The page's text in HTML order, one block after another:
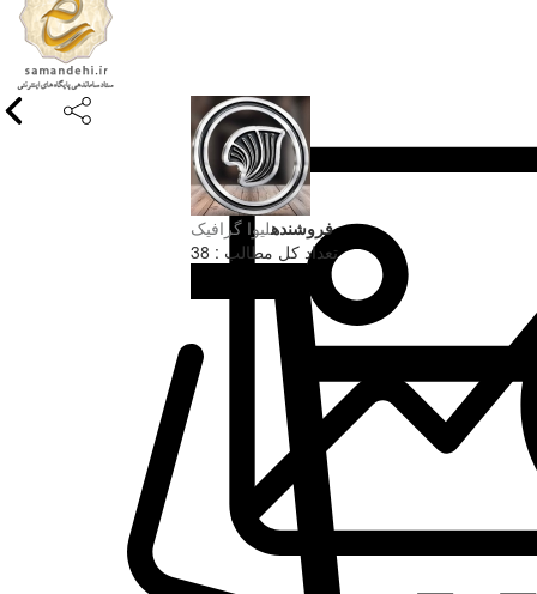
فروشندهلیوا گرافیک
تعداد کل مطالب : 38